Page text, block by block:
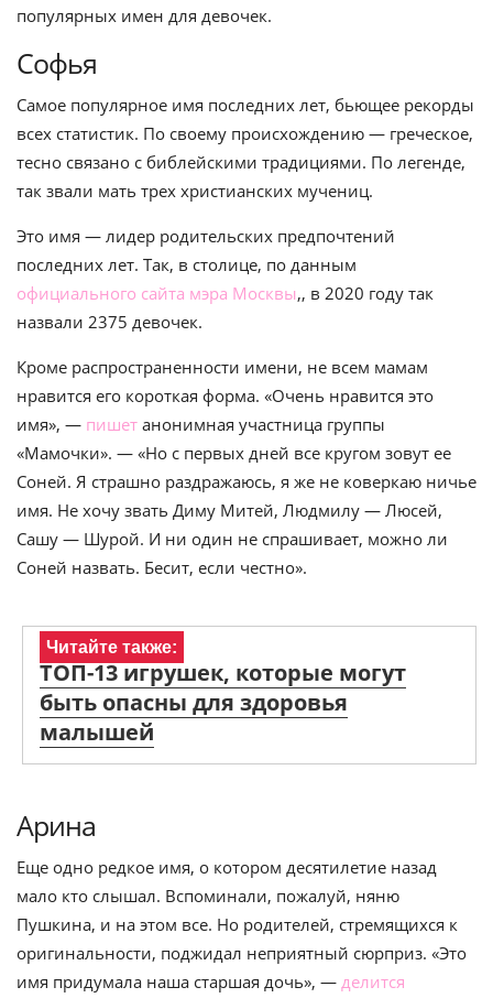
популярных имен для девочек.
Софья
Самое популярное имя последних лет, бьющее рекорды
всех статистик. По своему происхождению — греческое,
тесно связано с библейскими традициями. По легенде,
так звали мать трех христианских мучениц.
Это имя — лидер родительских предпочтений
последних лет. Так, в столице, по данным
официального сайта мэра Москвы,, в 2020 году так
назвали 2375 девочек.
Кроме распространенности имени, не всем мамам
нравится его короткая форма. «Очень нравится это
имя», — пишет анонимная участница группы
«Мамочки». — «Но с первых дней все кругом зовут ее
Соней. Я страшно раздражаюсь, я же не коверкаю ничье
имя. Не хочу звать Диму Митей, Людмилу — Люсей,
Сашу — Шурой. И ни один не спрашивает, можно ли
Соней назвать. Бесит, если честно».
Читайте также:
ТОП-13 игрушек, которые могут
быть опасны для здоровья
малышей
Арина
Еще одно редкое имя, о котором десятилетие назад
мало кто слышал. Вспоминали, пожалуй, няню
Пушкина, и на этом все. Но родителей, стремящихся к
оригинальности, поджидал неприятный сюрприз. «Это
имя придумала наша старшая дочь», — делится